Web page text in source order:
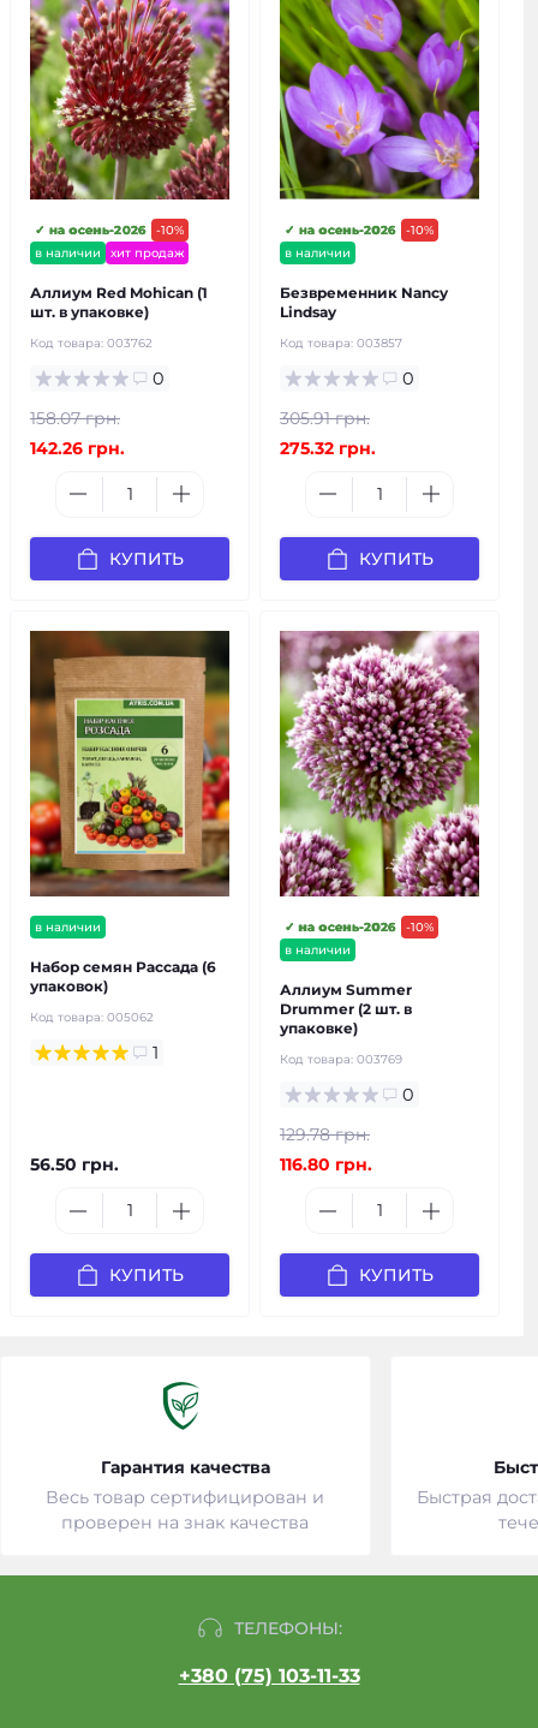
-10%
в наличии
✓ на осень-2026
хит продаж
Аллиум Red Mohican (1
шт. в упаковке)
Код товара: 003762
0
158.07 грн.
142.26 грн.
КУПИТЬ
-10%
в наличии
✓ на осень-2026
Безвременник Nancy
Lindsay
Код товара: 003857
0
305.91 грн.
275.32 грн.
КУПИТЬ
в наличии
Набор семян Рассада (6
упаковок)
Код товара: 005062
1
56.50 грн.
КУПИТЬ
-10%
в наличии
✓ на осень-2026
Аллиум Summer
Drummer (2 шт. в
упаковке)
Код товара: 003769
0
129.78 грн.
116.80 грн.
КУПИТЬ
Гарантия качества
Весь товар сертифицирован и
проверен на знак качества
Быстрая
ТЕЛЕФОНЫ:
+380 (75) 103-11-33